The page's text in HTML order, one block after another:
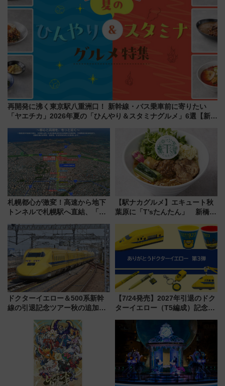
再開発に沸く東京駅八重洲口！ 新幹線・バス乗車前に寄りたい
「ヤエチカ」2026年夏の「ひんやり＆スタミナグルメ」6選【新店
札幌都心が激変！高速から地下
トンネルで札幌駅へ直結、「創
から本格着工、延長4.8km整備
事業の全貌
【駅ナカグルメ】エキュート秋
葉原に「T’sたんたん」 新橋に
饅」、オムライス専門店「肉と
たまご」新グルメ続々登場！
【2026年8月】
ドクターイエロー＆500系新幹
線の引退記念ツアー秋の追加企
ホテル情報まとめ
【7/24発売】2027年引退のドク
ターイエロー（T5編成）記念グ
送の目覚まし時計など通販・販
売店舗まとめ